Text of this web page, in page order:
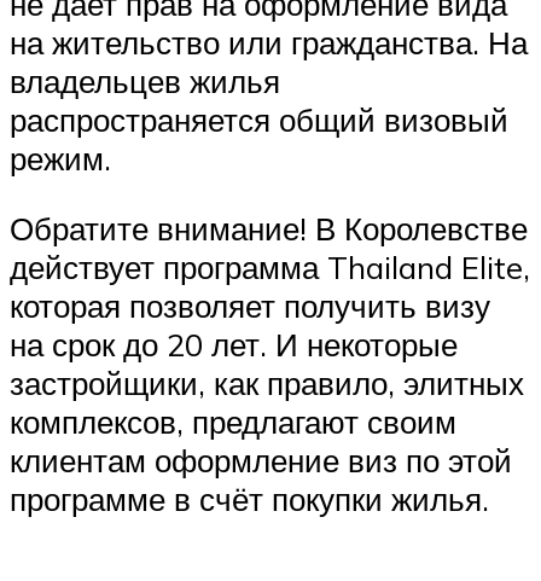
на жительство или гражданства. На
владельцев жилья
распространяется общий визовый
режим.
Обратите внимание! В Королевстве
действует программа Thailand Elite,
которая позволяет получить визу
на срок до 20 лет. И некоторые
застройщики, как правило, элитных
комплексов, предлагают своим
клиентам оформление виз по этой
программе в счёт покупки жилья.